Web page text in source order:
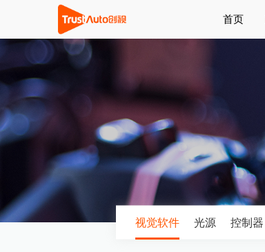
首页
视觉软件 光源 控制器